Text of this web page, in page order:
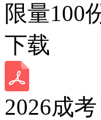
限量100
下载
2026成